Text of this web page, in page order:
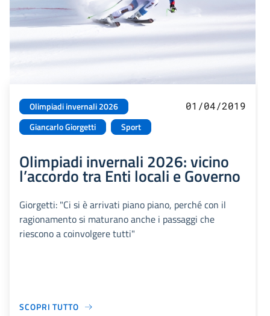
Olimpiadi invernali 2026
Giancarlo Giorgetti
Sport
01/04/2019
Olimpiadi invernali 2026: vicino
l’accordo tra Enti locali e Governo
Giorgetti: "Ci si è arrivati piano piano, perché con il
ragionamento si maturano anche i passaggi che
riescono a coinvolgere tutti"
SCOPRI TUTTO